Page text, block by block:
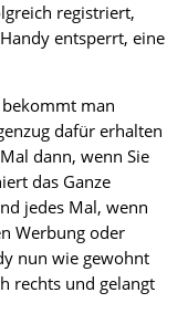
registriert,
entsperrt, eine
man
dafür erhalten
dann, wenn Sie
das Ganze
jedes Mal, wenn
Werbung oder
nun wie gewohnt
rechts und gelangt